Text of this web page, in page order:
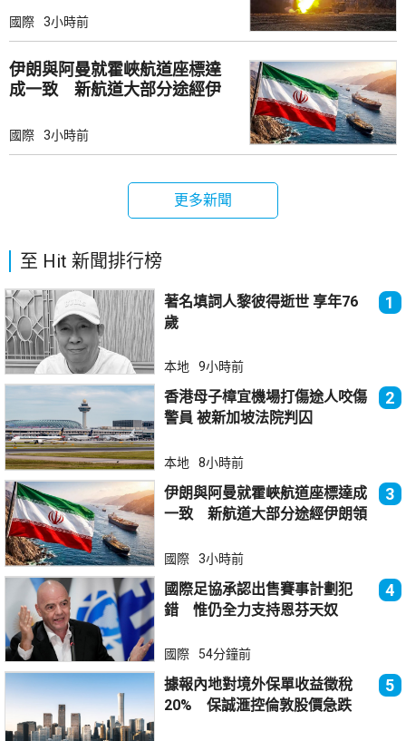
國際 3小時前
伊朗與阿曼就霍峽航道座標達
成一致 新航道大部分途經伊
國際 3小時前
更多新聞
至 Hit 新聞排行榜
著名填詞人黎彼得逝世 享年76
歲
1
本地 9小時前
香港母子樟宜機場打傷途人咬傷
警員 被新加坡法院判囚
2
本地 8小時前
伊朗與阿曼就霍峽航道座標達成
一致 新航道大部分途經伊朗領
3
國際 3小時前
國際足協承認出售賽事計劃犯
錯 惟仍全力支持恩芬天奴
4
國際 54分鐘前
據報內地對境外保單收益徵稅
20% 保誠滙控倫敦股價急跌
5